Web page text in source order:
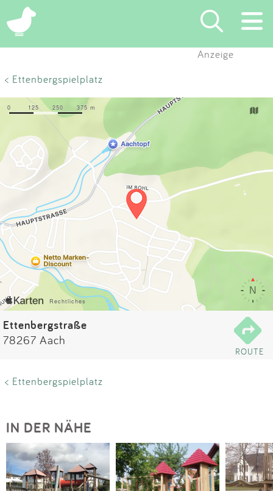
×
Eintragen
App
Blog
Partner
Kontakt
Impressum
Anzeige
< Ettenbergspielplatz
Ettenbergstraße
78267 Aach
ROUTE
< Ettenbergspielplatz
IN DER NÄHE